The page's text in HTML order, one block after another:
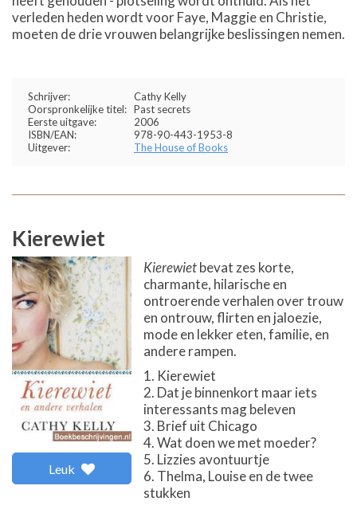
verleden heden wordt voor Faye, Maggie en Christie,
moeten de drie vrouwen belangrijke beslissingen nemen.
Schrijver:
Cathy Kelly
Oorspronkelijke titel: Past secrets
Eerste uitgave:
2006
ISBN/EAN:
978-90-443-1953-8
Uitgever:
The House of Books
Kierewiet
Leuk
Kierewietbevat zes korte,
charmante, hilarische en
ontroerende verhalen over trouw
en ontrouw, flirten en jaloezie,
mode en lekker eten, familie, en
andere rampen.
Kierewiet
Dat je binnenkort maar iets
interessants mag beleven
Brief uit Chicago
Wat doen we met moeder?
Lizzies avontuurtje
Thelma, Louise en de twee
stukken